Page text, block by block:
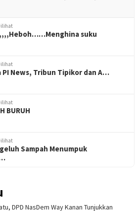
suku
PI News, Tribun Tipikor dan A…
BURUH
Sampah Menumpuk
DPD NasDem Way Kanan Tunjukkan